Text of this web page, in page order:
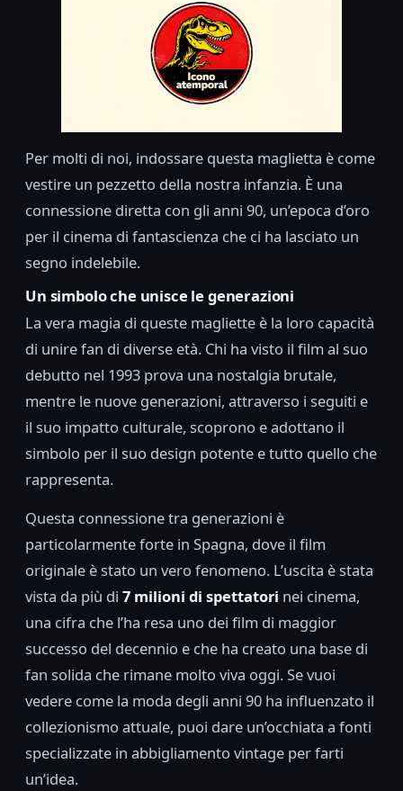
Per molti di noi, indossare questa maglietta è come
vestire un pezzetto della nostra infanzia. È una
connessione diretta con gli anni 90, un’epoca d’oro
per il cinema di fantascienza che ci ha lasciato un
segno indelebile.
Un simbolo che unisce le generazioni
La vera magia di queste magliette è la loro capacità
di unire fan di diverse età. Chi ha visto il film al suo
debutto nel 1993 prova una nostalgia brutale,
mentre le nuove generazioni, attraverso i seguiti e
il suo impatto culturale, scoprono e adottano il
simbolo per il suo design potente e tutto quello che
rappresenta.
Questa connessione tra generazioni è
particolarmente forte in Spagna, dove il film
originale è stato un vero fenomeno. L’uscita è stata
vista da più di 7 milioni di spettatori nei cinema,
una cifra che l’ha resa uno dei film di maggior
successo del decennio e che ha creato una base di
fan solida che rimane molto viva oggi. Se vuoi
vedere come la moda degli anni 90 ha influenzato il
collezionismo attuale, puoi dare un’occhiata a fonti
specializzate in abbigliamento vintage per farti
un’idea.